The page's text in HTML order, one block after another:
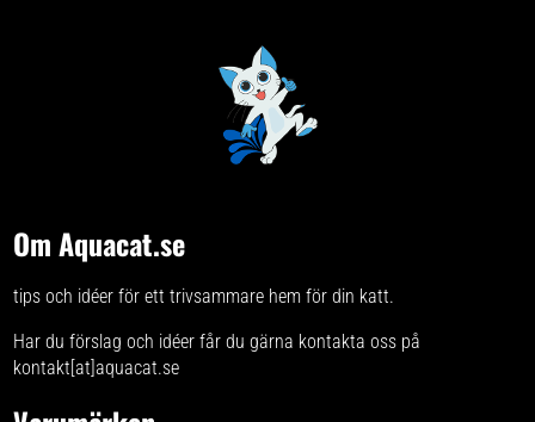
Om Aquacat.se
tips och idéer för ett trivsammare hem för din katt.
Har du förslag och idéer får du gärna kontakta oss på
kontakt[at]aquacat.se